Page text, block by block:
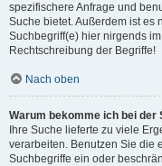
spezifischere Anfrage und
Suche bietet. Außerdem ist es
Suchbegriff(e) hier nirgends
Rechtschreibung der Begriffe!
Nach oben
Warum bekomme ich bei der
Ihre Suche lieferte zu viele
verarbeiten. Benutzen Sie die
Suchbegriffe ein oder